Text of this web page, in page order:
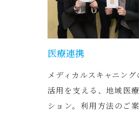
医療連携
メディカルスキャニン
活用を支える、地域医
ション。利用方法のご